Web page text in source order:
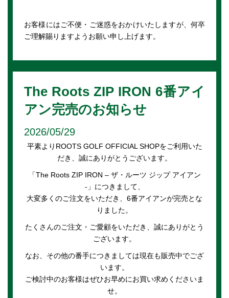
お客様にはご不便・ご迷惑をおかけいたしますが、何卒
ご理解賜りますようお願い申し上げます。
The Roots ZIP IRON 6番アイ
アン完売のお知らせ
2026/05/29
平素よりROOTS GOLF OFFICIAL SHOPをご利用いた
だき、誠にありがとうございます。
「The Roots ZIP IRON – ザ・ルーツ ジップ アイアン
-」につきまして、
大変多くのご注文をいただき、6番アイアンが完売とな
りました。
たくさんのご注文・ご愛顧をいただき、誠にありがとう
ございます。
なお、その他の番手につきましては現在も販売中でござ
います。
ご検討中のお客様はぜひお早めにお買い求めくださいま
せ。